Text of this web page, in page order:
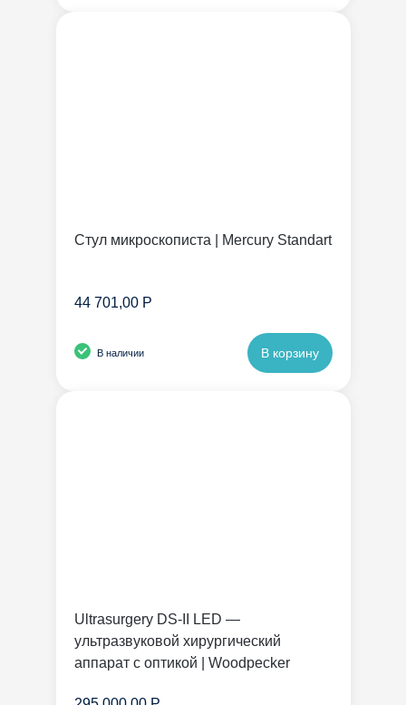
Стул микроскописта | Mercury Standart
44 701,00 Р
В наличии В корзину
Ultrasurgery DS-II LED —
ультразвуковой хирургический
аппарат с оптикой | Woodpecker